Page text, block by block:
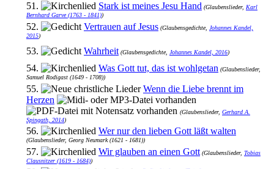
51. Stark ist meines Jesu Hand (Glaubenslieder, Karl
Bernhard Garve (1763 - 1841))
52. Vertrauen auf Jesus (Glaubensgedichte,
Johannes Kandel,
2015)
53. Wahrheit (Glaubensgedichte, Johannes Kandel, 2016)
54. Was Gott tut, das ist wohlgetan (Glaubenslieder,
Samuel Rodigast (1649 - 1708))
55.
Wenn die Liebe brennt im
Herzen
(Glaubenslieder, Gerhard A.
Spingath, 2014)
56. Wer nur den lieben Gott läßt walten
(Glaubenslieder, Georg Neumark (1621 - 1681))
57. Wir glauben an einen Gott (Glaubenslieder, Tobias
Clausnitzer (1619 - 1684))